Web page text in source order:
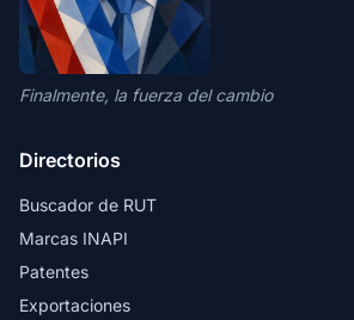
Finalmente, la fuerza del cambio
Directorios
Buscador de RUT
Marcas INAPI
Patentes
Exportaciones